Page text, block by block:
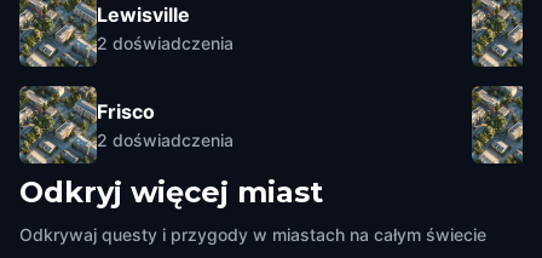
Lewisville
2 doświadczenia
Frisco
2 doświadczenia
Odkryj więcej miast
Odkrywaj questy i przygody w miastach na całym świecie